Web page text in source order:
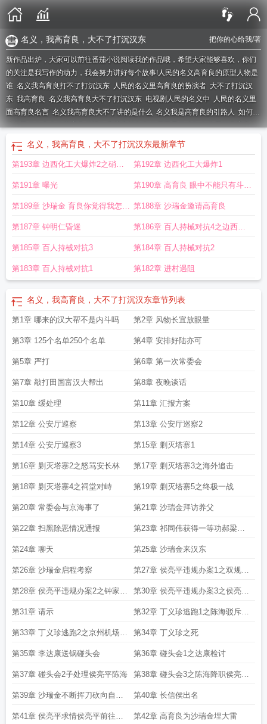
把你的心给我/著
名义，我高育良，大不了打沉汉东
新作品出炉，大家可以前往番茄小说阅读我的作品哦，希望大家能够喜欢，你们
的关注是我写作的动力，我会努力讲好每个故事!人民的名义高育良的原型人物是
谁 名义我高育良打不了打沉汉东 人民的名义里高育良的扮演者 大不了打沉汉
东 我高育良 名义我高育良大不了打沉汉东 电视剧人民的名义中
人民的名义里
面高育良名言 名义我高育良大不了讲的是什么 名义我是高育良的引路人 如何评
价人民的名义中的高育良书记?高育良被判刑的原因是什么?名义我把高育良的
人民的名义高育良经典台词 名义我高育良打造巅峰汉大帮
汉东后高育良逆风翻盘
为什么被判18年人民的名义高育良知乎高育良在人民的名义里是什么职务
名义，我高育良，大不了打沉汉东最新章节
第193章 边西化工大爆炸2之硝化
棉自燃
第192章 边西化工大爆炸1
第191章 曝光 第190章 高育良 眼中不能只有斗争
啊沙书记
第189章 沙瑞金 育良你觉得我怎么
样
第188章 沙瑞金邀请高育良
第187章 钟明仁昏迷 第186章 百人持械对抗4之边西军
管
第185章 百人持械对抗3 第184章 百人持械对抗2
第183章 百人持械对抗1 第182章 进村遇阻
名义，我高育良，大不了打沉汉东章节列表
第1章 哪来的汉大帮不是内斗吗 第2章 风物长宜放眼量
第3章 125个名单250个名单 第4章 安排好陆亦可
第5章 严打 第6章 第一次常委会
第7章 敲打田国富汉大帮出 第8章 夜晚谈话
第10章 缓处理 第11章 汇报方案
第12章 公安厅巡察 第13章 公安厅巡察2
第14章 公安厅巡察3 第15章 剿灭塔寨1
第16章 剿灭塔寨2之怒骂安长林 第17章 剿灭塔寨3之海外追击
第18章 剿灭塔寨4之祠堂对峙 第19章 剿灭塔寨5之终极一战
第20章 常委会与京海事了 第21章 沙瑞金拜访养父
第22章 扫黑除恶情况通报 第23章 祁同伟获得一等功郝梁招
揽祁同伟
第24章 聊天 第25章 沙瑞金来汉东
第26章 沙瑞金启程考察 第27章 侯亮平违规办案1之双规赵
德汉
第28章 侯亮平违规办案2之钟家得
罪能源系
第30章 侯亮平违规办案3之侯亮平
问汉东要交待
第31章 请示 第32章 丁义珍逃跑1之陈海驳斥省
委常委
第33章 丁义珍逃跑2之京州机场拦
截
第34章 丁义珍之死
第35章 李达康送锅碰头会 第36章 碰头会1之达康检讨
第37章 碰头会2子处理侯亮平陈海 第38章 碰头会3之陈海降职侯亮平
问责
第39章 沙瑞金不断挥刀砍向自己
人
第40章 长信侯出名
第41章 侯亮平求情侯亮平前往汉 第42章 高育良为沙瑞金埋大雷